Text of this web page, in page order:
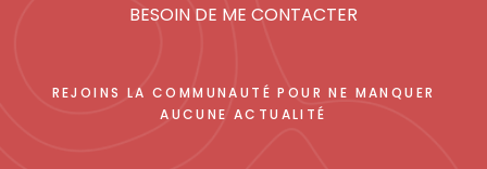
BESOIN DE ME CONTACTER
REJOINS LA COMMUNAUTÉ POUR NE MANQUER
AUCUNE ACTUALITÉ